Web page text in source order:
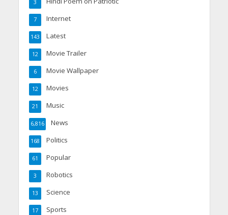
3
Internet
7
Latest
143
Movie Trailer
12
Movie Wallpaper
6
Movies
12
Music
21
News
6,816
Politics
168
Popular
61
Robotics
3
Science
13
Sports
17